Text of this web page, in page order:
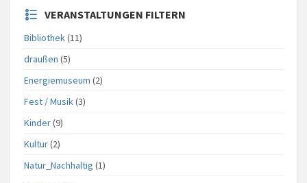
VERANSTALTUNGEN FILTERN
Bibliothek(11)
draußen (5)
Energiemuseum (2)
Fest / Musik(3)
Kinder(9)
Kultur(2)
Natur_Nachhaltig (1)